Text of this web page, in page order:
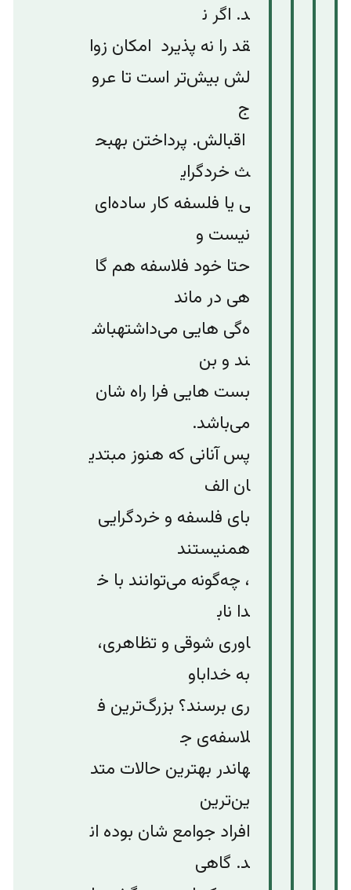
د. اگر ن
قد را نه پذیرد امکان زوا
لش بیش‌تر است تا عرو
ج
اقبالش. پرداختن بهبح
ث خردگرای
ی یا فلسفه کار ساده‌ای
نیست و
حتا خود فلاسفه هم گا
هی در ماند
ه‌‌گی هایی می‌داشتهباش
ند و بن‌
بست هایی فرا راه شان
می‌باشد.
پس آنانی که هنوز مبتدی
ان الف‌
بای فلسفه و خرد‌گرایی
همنیستند
، چه‌گونه می‌توانند با خ
دا ناب
اوری شوقی و تظاهری،
به خداباو
ری برسند؟ بزرگ‌ترین ف
لاسفه‌ی ج
هاندر بهترین حالات متد
ین‌ترین
افراد جوامع شان بوده ان
د. گاهی